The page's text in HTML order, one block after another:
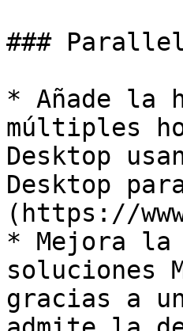
###
* Añade la
múltiples
Desktop
Desktop
(https://
* Mejora la
soluciones
gracias a